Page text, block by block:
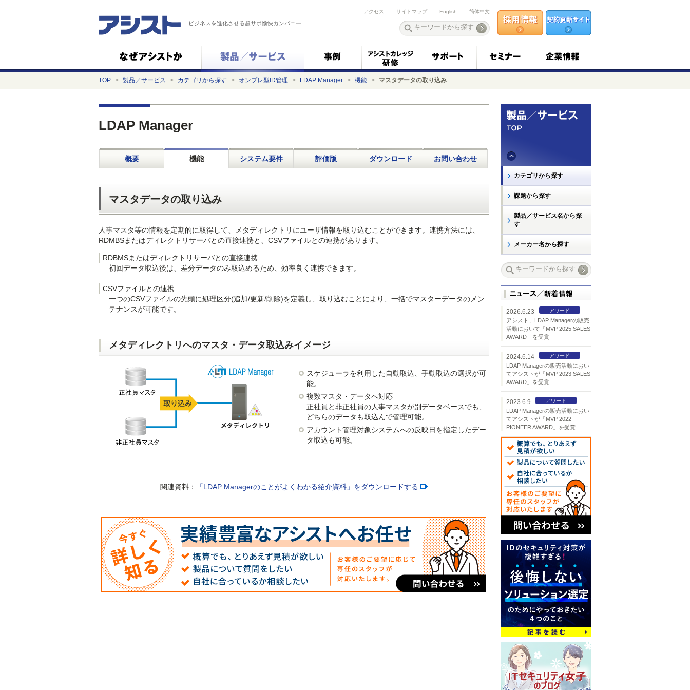
ビジネスを進化させる超サポ愉快カンパニー
アクセス サイトマップ English 简体中文
TOP > 製品／サービス > カテゴリから探す > オンプレ型ID管理 > LDAP Manager > 機能 > マスタデータの取り込み
LDAP Manager
概要 機能 システム要件 評価版 ダウンロード お問い合わせ
マスタデータの取り込み
人事マスタ等の情報を定期的に取得して、メタディレクトリにユーザ情報を取り込むことができます。連携方法には、
RDMBSまたはディレクトリサーバとの直接連携と、CSVファイルとの連携があります。
RDBMSまたはディレクトリサーバとの直接連携
初回データ取込後は、差分データのみ取込めるため、効率良く連携できます。
CSVファイルとの連携
一つのCSVファイルの先頭に処理区分(追加/更新/削除)を定義し、取り込むことにより、一括でマスターデータのメン
テナンスが可能です。
メタディレクトリへのマスタ・データ取込みイメージ
スケジューラを利用した自動取込、手動取込の選択が可
能。
複数マスタ・データへ対応
正社員と非正社員の人事マスタが別データベースでも、
どちらのデータも取込んで管理可能。
アカウント管理対象システムへの反映日を指定したデー
タ取込も可能。
関連資料： 「LDAP Managerのことがよくわかる紹介資料」をダウンロードする
カテゴリから探す
課題から探す
製品／サービス名から探
す
メーカー名から探す
2026.6.23 アワード
アシスト、LDAP Managerの販売
活動において「MVP 2025 SALES
AWARD」を受賞
2024.6.14 アワード
LDAP Managerの販売活動におい
てアシストが「MVP 2023 SALES
AWARD」を受賞
2023.6.9 アワード
LDAP Managerの販売活動におい
てアシストが「MVP 2022
PIONEER AWARD」を受賞